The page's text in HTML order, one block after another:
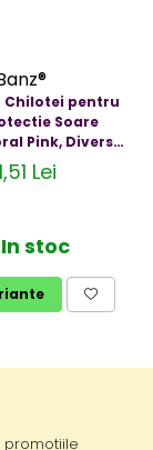
Chilotei pentru
Soare
Pink, Diverse
Lei
In stoc
promotiile